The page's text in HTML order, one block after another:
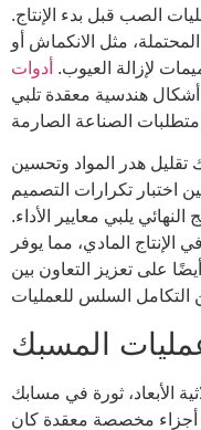
الصب قبل بدء الإنتاج.
مثل الانكماش أو
لإزالة العيوب. أدوات
هندسية معقدة تلبي
تقليل هدر المواد وتحسين
اختبار تكرارات التصميم
يلبي معايير الأداء.
الإنتاج المادي، مما يوفر
على تعزيز التعاون بين
المسبك
الأبعاد، ثورة في مسابك
أجزاء مخصصة معقدة كان